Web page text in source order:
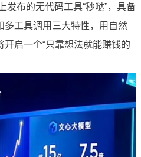
发布的无代码工具“秒哒”，具备
多工具调用三大特性，用自然
启一个“只靠想法就能赚钱的